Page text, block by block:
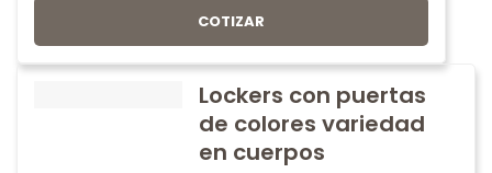
COTIZAR
Lockers con puertas
de colores variedad
en cuerpos